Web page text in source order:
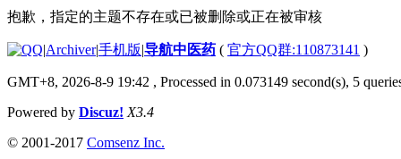
抱歉，指定的主题不存在或已被删除或正在被审核
|Archiver|手机版|导航中医药 ( 官方QQ群:110873141 )
GMT+8, 2026-8-9 19:42 , Processed in 0.073149 second(s), 5
Powered by Discuz! X3.4
© 2001-2017 Comsenz Inc.